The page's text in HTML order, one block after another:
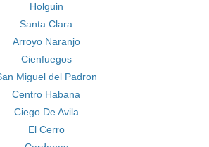
Holguin
Santa Clara
Arroyo Naranjo
Cienfuegos
Miguel del Padron
Centro Habana
Ciego De Avila
El Cerro